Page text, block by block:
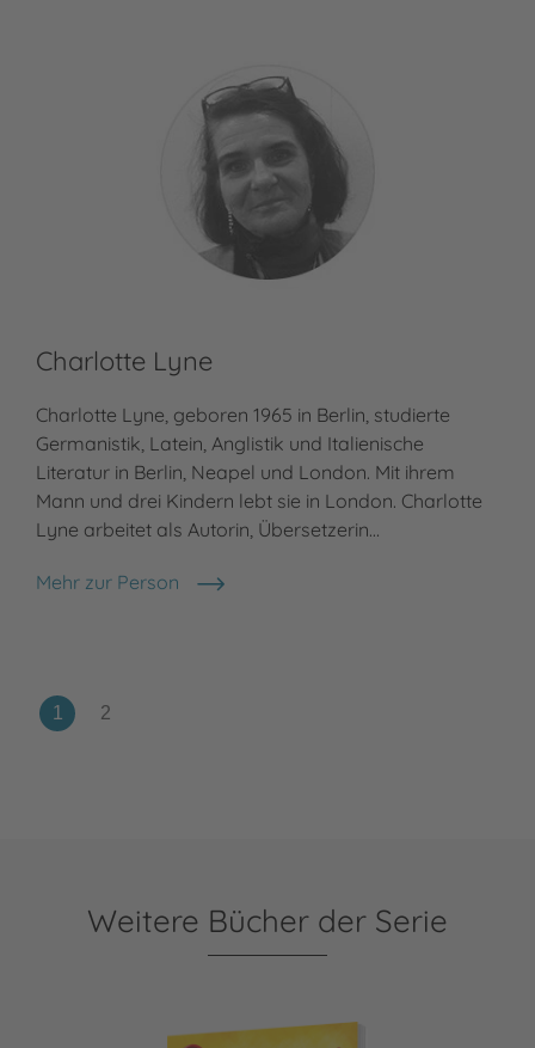
Charlotte Lyne
Charlotte Lyne, geboren 1965 in Berlin, studierte
Germanistik, Latein, Anglistik und Italienische
Literatur in Berlin, Neapel und London. Mit ihrem
Mann und drei Kindern lebt sie in London. Charlotte
Lyne arbeitet als Autorin, Übersetzerin…
Mehr zur Person
Charlotte Lyne
Weitere Bücher der Serie